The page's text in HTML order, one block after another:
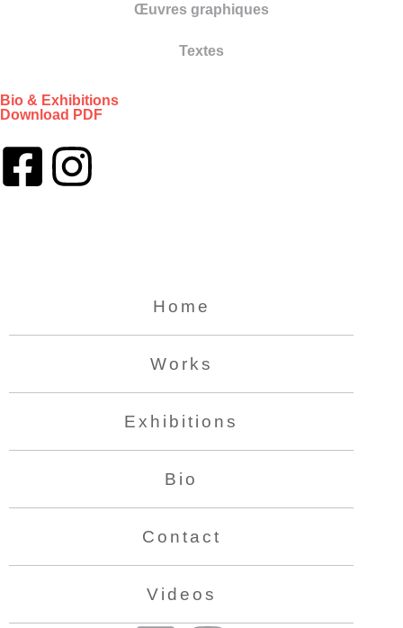
Œuvres graphiques
Textes
Bio & Exhibitions
Download PDF
Home
Works
Exhibitions
Bio
Contact
Videos